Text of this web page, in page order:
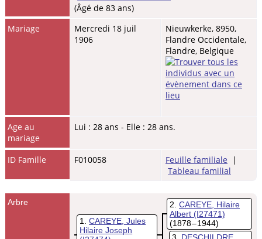
(Âgé de 83 ans)
Mariage
Mercredi 18 juil
1906
Nieuwkerke, 8950,
Flandre Occidentale,
Flandre, Belgique
Age au
mariage
Lui : 28 ans - Elle : 28 ans.
ID Famille F010058 Feuille familiale |
Tableau familial
Arbre
1
CAREYE, Jules
Hilaire Joseph
2 CAREYE, Hilaire
Albert (I27471)
(1878 – 1944)